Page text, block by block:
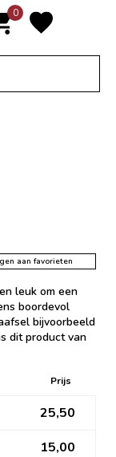
0
aan favorieten
leuk om een
boordevol
bijvoorbeeld
dit product van
Prijs
25,50
15,00